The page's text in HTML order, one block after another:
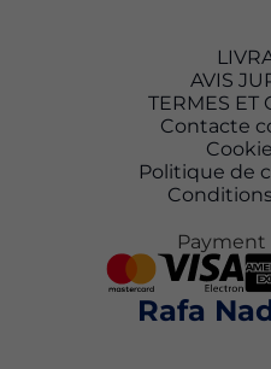
AVIS
TERMES ET
Contacte
Politique de
Rafa